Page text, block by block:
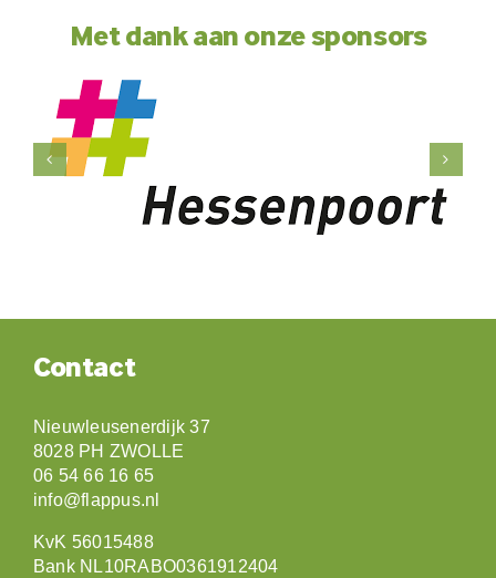
Met dank aan onze sponsors
Contact
Nieuwleusenerdijk 37
8028 PH ZWOLLE
06 54 66 16 65
info@flappus.nl
KvK 56015488
Bank NL10RABO0361912404